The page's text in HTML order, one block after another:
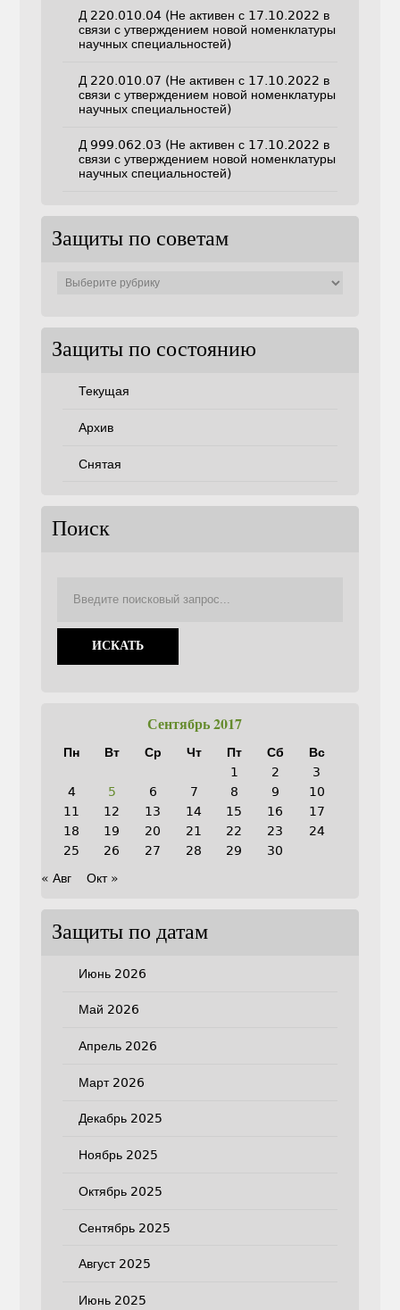
Д 220.010.04 (Не активен с 17.10.2022 в
связи с утверждением новой номенклатуры
научных специальностей)
Д 220.010.07 (Не активен с 17.10.2022 в
связи с утверждением новой номенклатуры
научных специальностей)
Д 999.062.03 (Не активен с 17.10.2022 в
связи с утверждением новой номенклатуры
научных специальностей)
Защиты по советам
Защиты по состоянию
Текущая
Архив
Снятая
Поиск
Сентябрь 2017
Пн Вт Ср Чт Пт Сб
Вс
1
2
3
4
5 6 7 8 9
10
11
12 13 14 15 16
17
18
19 20 21 22 23
24
25
26 27 28 29
30
« Авг
Окт »
Защиты по датам
Июнь 2026
Май 2026
Апрель 2026
Март 2026
Декабрь 2025
Ноябрь 2025
Октябрь 2025
Сентябрь 2025
Август 2025
Июнь 2025